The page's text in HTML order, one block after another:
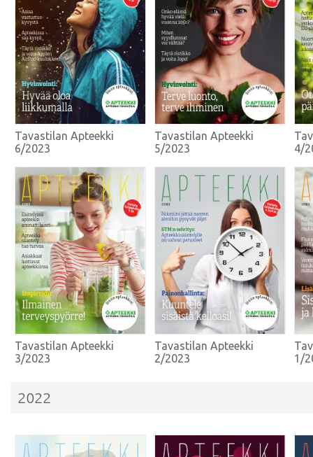
Tavastilan Apteekki
6/2023
Tavastilan Apteekki
5/2023
4/
Tavastilan Apteekki
3/2023
Tavastilan Apteekki
2/2023
1/
2022